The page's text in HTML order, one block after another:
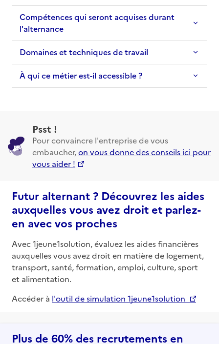
Compétences qui seront acquises durant
l'alternance
Domaines et techniques de travail
À qui ce métier est-il accessible ?
Psst !
Pour convaincre l'entreprise de vous
embaucher,on vous donne des conseils ici pour
vous aider !
Futur alternant ? Découvrez les aides
auxquelles vous avez droit et parlez-
en avec vos proches
Avec 1jeune1solution, évaluez les aides financières
auxquelles vous avez droit en matière de logement,
transport, santé, formation, emploi, culture, sport
et alimentation.
Accéder à l'outil de simulation 1jeune1solution
Plus de 60% des recrutements en